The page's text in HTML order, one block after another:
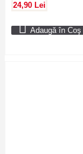
24,90 Lei
Adaugă în Coş